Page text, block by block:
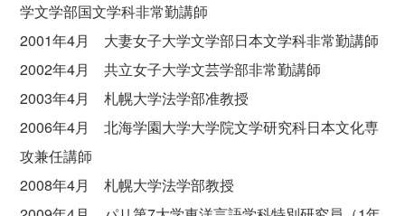
学文学部国文学科非常勤講師
2001年4月 大妻女子大学文学部日本文学科非常勤講師
2002年4月 共立女子大学文芸学部非常勤講師
2003年4月 札幌大学法学部准教授
2006年4月 北海学園大学大学院文学研究科日本文化専
攻兼任講師
2008年4月 札幌大学法学部教授